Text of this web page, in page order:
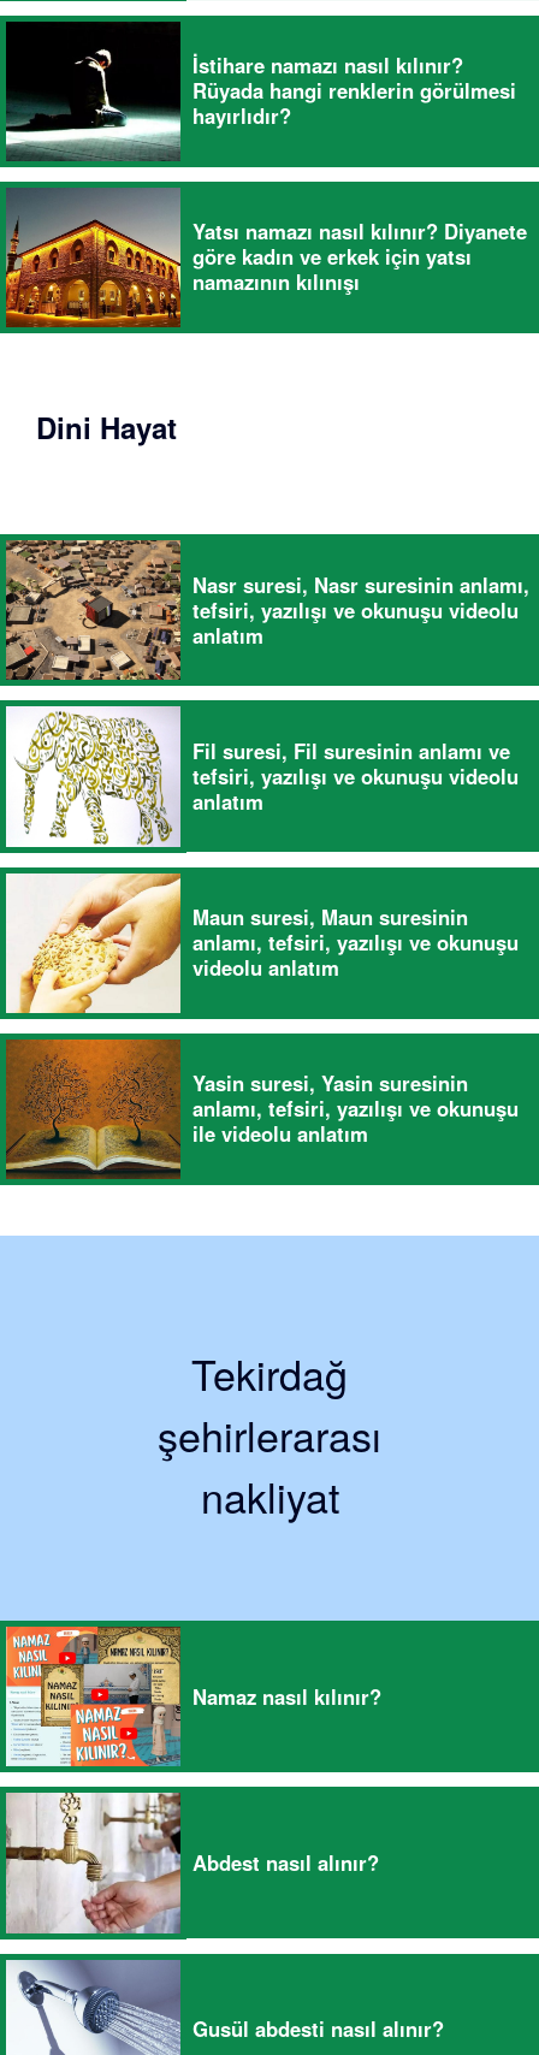
İstihare namazı nasıl kılınır?
Rüyada hangi renklerin görülmesi
hayırlıdır?
Yatsı namazı nasıl kılınır? Diyanete
göre kadın ve erkek için yatsı
namazının kılınışı
Dini Hayat
Nasr suresi, Nasr suresinin anlamı,
tefsiri, yazılışı ve okunuşu videolu
anlatım
Fil suresi, Fil suresinin anlamı ve
tefsiri, yazılışı ve okunuşu videolu
anlatım
Maun suresi, Maun suresinin
anlamı, tefsiri, yazılışı ve okunuşu
videolu anlatım
Yasin suresi, Yasin suresinin
anlamı, tefsiri, yazılışı ve okunuşu
ile videolu anlatım
Tekirdağ
şehirlerarası
nakliyat
Namaz nasıl kılınır?
Abdest nasıl alınır?
Gusül abdesti nasıl alınır?